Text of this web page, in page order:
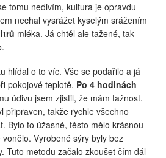
tomu nedivím, kultura je opravdu
nechal vysrážet kyselým srážením
mléka. Já chtěl ale tažené, tak
hlídal o to víc. Vše se podařilo a já
pokojové teplotě. Po 4 hodinách
údivu jsem zjistil, že mám tažnost.
připraven, takže rychle všechno
Bylo to úžasné, těsto mělo krásnou
Vyrobené sýry byly bez
Tuto metodu začalo zkoušet čím dál